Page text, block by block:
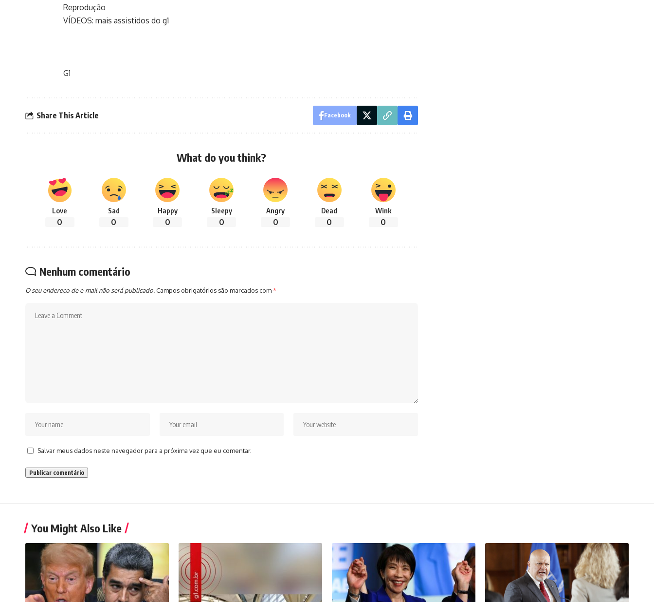
Reprodução
VÍDEOS: mais assistidos do g1
G1
Share This Article Facebook
What do you think?
Love
0
Sad
0
Happy
0
Sleepy
0
Angry
0
Dead
0
Wink
0
Nenhum comentário
O seu endereço de e-mail não será publicado. Campos obrigatórios são marcados com*
Salvar meus dados neste navegador para a próxima vez que eu comentar.
You Might Also Like